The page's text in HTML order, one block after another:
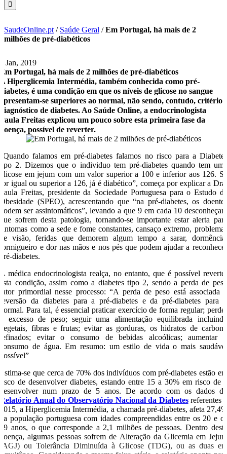
SaudeOnline.pt / Saúde Geral /Em Portugal, há mais de 2
milhões de pré-diabéticos
8 Jan, 2019
Em Portugal, há mais de 2 milhões de pré-diabéticos
A Hiperglicemia Intermédia, também conhecida como pré-
diabetes, é uma condição em que os níveis de glicose no sangue
apresentam-se superiores ao normal, não sendo, contudo, critério
diagnóstico de diabetes. Ao Saúde Online, a endocrinologista
Paula Freitas explicou um pouco sobre esta primeira fase da
doença, possível de reverter.
“Quando falamos em pré-diabetes falamos no risco para a Diabetes
tipo 2. Dizemos que o individuo tem pré-diabetes quando tem uma
glicose em jejum com um valor superior a 100 e inferior aos 126. Se
for igual ou superior a 126, já é diabético”, começa por explicar a Dra.
Paula Freitas, presidente da Sociedade Portuguesa para o Estudo da
Obesidade (SPEO), acrescentando que “na pré-diabetes, os doentes
podem ser assintomáticos”, levando a que 9 em cada 10 desconheçam
que sofrem desta patologia, tornando-se importante estar alerta para
sintomas como a sede e fome constantes, cansaço extremo, problemas
de visão, feridas que demorem algum tempo a sarar, dormência,
formigueiro e dor nas mãos e nos pés que podem ajudar a reconhecer
pré-diabetes.
A médica endocrinologista realça, no entanto, que é possível reverter
esta condição, assim como a diabetes tipo 2, sendo a perda de peso
fator primordial nesse processo: “A perda de peso está associada à
reversão da diabetes para a pré-diabetes e da pré-diabetes para o
normal. Para tal, é essencial praticar exercício de forma regular; perder
o excesso de peso; seguir uma alimentação equilibrada incluindo
vegetais, fibras e frutas; evitar as gorduras, os hidratos de carbono
refinados; evitar o consumo de bebidas alcoólicas; aumentar o
consumo de água. Em resumo: um estilo de vida o mais saudável
possível”
Estima-se que cerca de 70% dos indivíduos com pré-diabetes estão em
risco de desenvolver diabetes, estando entre 15 a 30% em risco de a
desenvolver num prazo de 5 anos. De acordo com os dados do
Relatório Anual do Observatório Nacional da Diabetesreferentes a
2015, a Hiperglicemia Intermédia, a chamada pré-diabetes, afeta 27,4%
da população portuguesa com idades compreendidas entre os 20 e os
79 anos, o que corresponde a 2,1 milhões de pessoas. Dentro desta
doença, algumas pessoas sofrem de Alteração da Glicemia em Jejum
(AGJ) ou Tolerância Diminuída à Glicose (TDG), ou as duas em